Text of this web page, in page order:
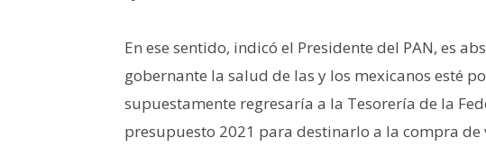
En ese sentido, indicó el Presidente del PAN, es
gobernante la salud de las y los mexicanos esté
supuestamente regresaría a la Tesorería de la
presupuesto 2021 para destinarlo a la compra de